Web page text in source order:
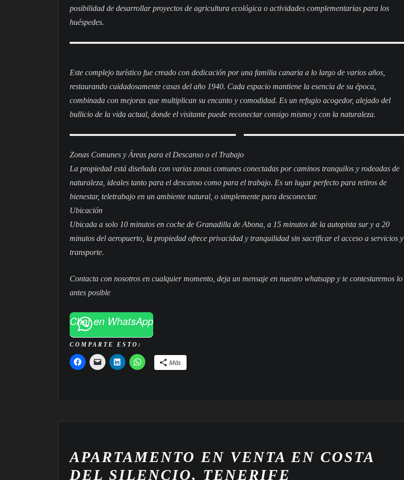
posibilidad de desarrollar proyectos de agricultura ecológica o actividades complementarias para los
huéspedes.
Este complejo turístico fue creado con dedicación por una familia canaria a lo largo de varios años,
restaurando cuidadosamente casas del año 1940. Cada espacio mantiene la esencia de su época,
combinada con mejoras que multiplican su encanto y comodidad. Es un refugio acogedor, alejado del
bullicio de la vida actual, donde el visitante puede reconectar consigo mismo y con la naturaleza.
Zonas Comunes y Áreas para el Descanso o el Trabajo
La propiedad está diseñada con varias zonas comunes conectadas por caminos tranquilos y rodeadas de
naturaleza, ideales tanto para el descanso como para el trabajo. Es un lugar perfecto para retiros de
bienestar, teletrabajo en un ambiente natural, o simplemente para desconectar.
Ubicación
Ubicada a solo 10 minutos en coche de Granadilla de Abona, a 15 minutos de la autopista sur y a 20
minutos del aeropuerto, la propiedad ofrece privacidad y tranquilidad sin sacrificar el acceso a servicios y
transporte.
Contacta con nosotros en cualquier momento, deja un mensaje en nuestro whatsapp y te contestaremos lo
antes posible
Chat en WhatsApp
COMPARTE ESTO:
Más
APARTAMENTO EN VENTA EN COSTA
DEL SILENCIO, TENERIFE